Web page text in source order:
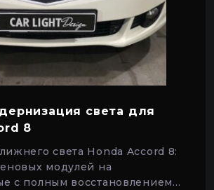
света для
8
света Honda Accord 8:
модулей на
с полным восстановлением